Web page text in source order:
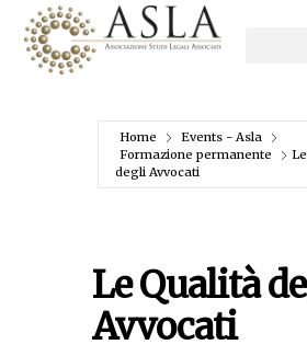
Home
Events - Asla
Formazione permanente
degli Avvocati
Le Qualità
Avvocati